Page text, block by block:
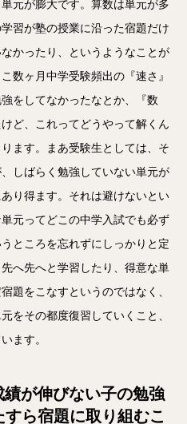
元が膨大です。算数は単元が多
習が塾の授業に沿った宿題だけ
かったり、というようなことが
数ヶ月中学受験頻出の『速さ』
をしてなかったなとか、『数
ど、これってどうやって解くん
ます。まあ受験生としては、そ
しばらく勉強していない単元が
り得ます。それは避けないとい
元ってどこの中学入試でも必ず
ところを忘れずにしっかりと定
へ先へと学習したり、得意な単
題をこなすというのではなく、
をその都度復習していくこと、
ます。
が伸びない子の勉強
ら宿題に取り組むこ